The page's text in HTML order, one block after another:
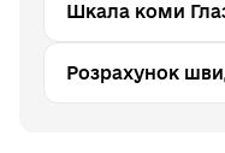
Шкала коми
Розрахунок